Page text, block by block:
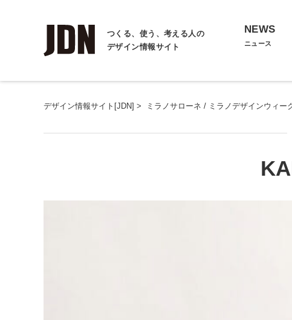
つくる、使う、考える人の
デザイン情報サイト
NEWS
ニュース
デザイン情報サイト[JDN] > ミラノサローネ / ミラノデザインウィー